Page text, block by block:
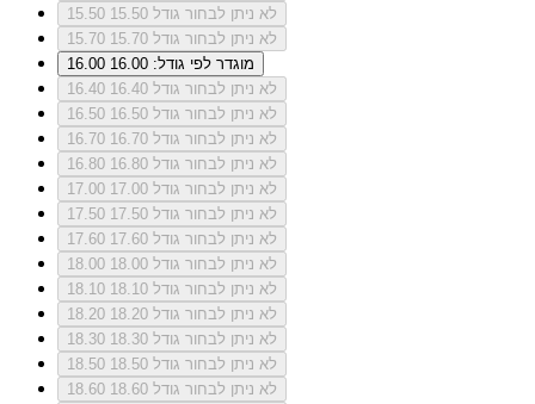
15.50
לא ניתן לבחור גודל 15.50
15.70
לא ניתן לבחור גודל 15.70
16.00
מוגדר לפי גודל: 16.00
16.40
לא ניתן לבחור גודל 16.40
16.50
לא ניתן לבחור גודל 16.50
16.70
לא ניתן לבחור גודל 16.70
16.80
לא ניתן לבחור גודל 16.80
17.00
לא ניתן לבחור גודל 17.00
17.50
לא ניתן לבחור גודל 17.50
17.60
לא ניתן לבחור גודל 17.60
18.00
לא ניתן לבחור גודל 18.00
18.10
לא ניתן לבחור גודל 18.10
18.20
לא ניתן לבחור גודל 18.20
18.30
לא ניתן לבחור גודל 18.30
18.50
לא ניתן לבחור גודל 18.50
18.60
לא ניתן לבחור גודל 18.60